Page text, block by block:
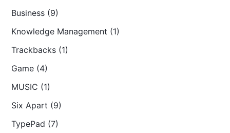
Business (9)
Knowledge Management (1)
Trackbacks (1)
Game (4)
MUSIC (1)
Six Apart (9)
TypePad (7)